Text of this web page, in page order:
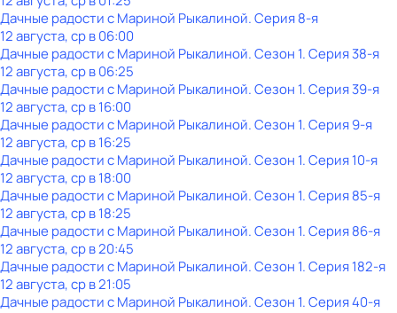
Дачные радости с Мариной Рыкалиной. Серия 8-я
12 августа, ср в 06:00
Дачные радости с Мариной Рыкалиной. Сезон 1. Серия 38-я
12 августа, ср в 06:25
Дачные радости с Мариной Рыкалиной. Сезон 1. Серия 39-я
12 августа, ср в 16:00
Дачные радости с Мариной Рыкалиной. Сезон 1. Серия 9-я
12 августа, ср в 16:25
Дачные радости с Мариной Рыкалиной. Сезон 1. Серия 10-я
12 августа, ср в 18:00
Дачные радости с Мариной Рыкалиной. Сезон 1. Серия 85-я
12 августа, ср в 18:25
Дачные радости с Мариной Рыкалиной. Сезон 1. Серия 86-я
12 августа, ср в 20:45
Дачные радости с Мариной Рыкалиной. Сезон 1. Серия 182-я
12 августа, ср в 21:05
Дачные радости с Мариной Рыкалиной. Сезон 1. Серия 40-я